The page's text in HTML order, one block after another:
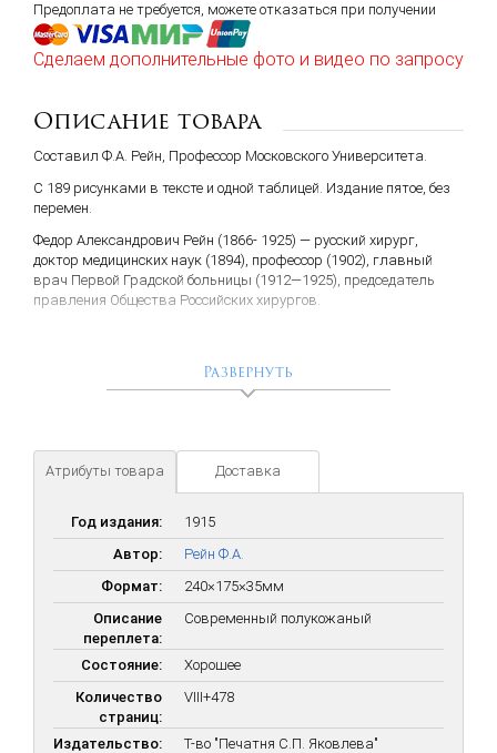
Предоплата не требуется, можете отказаться при получении
Сделаем дополнительные фото и видео по запросу
Описание товара
Составил Ф.А. Рейн, Профессор Московского Университета.
С 189 рисунками в тексте и одной таблицей. Издание пятое, без
перемен.
Федор Александрович Рейн (1866- 1925) — русский хирург,
доктор медицинских наук (1894), профессор (1902), главный
врач Первой Градской больницы (1912—1925), председатель
правления Общества Российских хирургов.
Развернуть
Атрибуты товара Доставка
Год издания:
1915
Автор:
Рейн Ф.А.
Формат:
240×175×35мм
Описание
переплета:
Современный полукожаный
Состояние:
Хорошее
Количество
страниц:
VIII+478
Издательство:
Т-во "Печатня С.П. Яковлева"